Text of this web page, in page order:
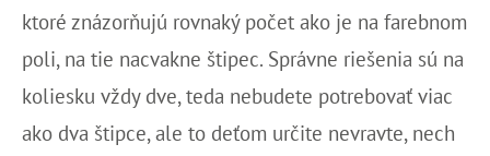
ktoré znázorňujú rovnaký počet ako je na farebnom
poli, na tie nacvakne štipec. Správne riešenia sú na
koliesku vždy dve, teda nebudete potrebovať viac
ako dva štipce, ale to deťom určite nevravte, nech